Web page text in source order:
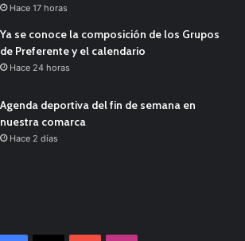
Hace 17 horas
Ya se conoce la composición de los Grupos
de Preferente y el calendario
Hace 24 horas
Agenda deportiva del fin de semana en
nuestra comarca
Hace 2 días